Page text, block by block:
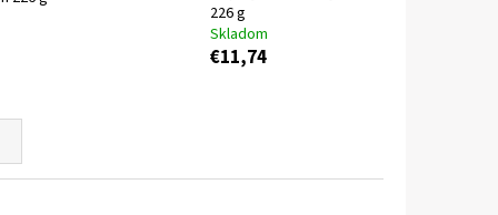
226 g
Skladom
€11,74
JAHŇA A